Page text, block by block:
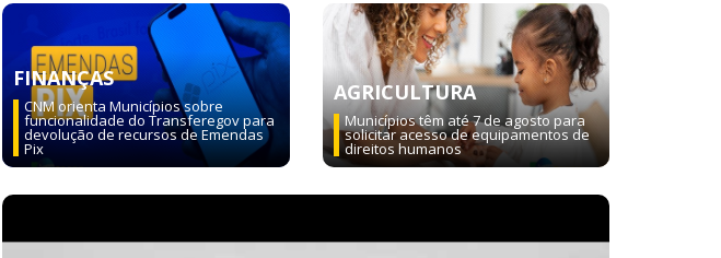
FINANÇAS
CNM orienta Municípios sobre
funcionalidade do Transferegov para
devolução de recursos de Emendas
Pix
AGRICULTURA
Municípios têm até 7 de agosto para
solicitar acesso de equipamentos de
direitos humanos